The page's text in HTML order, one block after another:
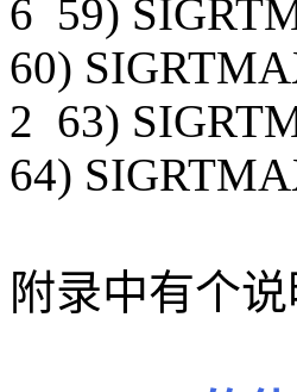
6 59)
60)
2 63)
64)
附录中有个说